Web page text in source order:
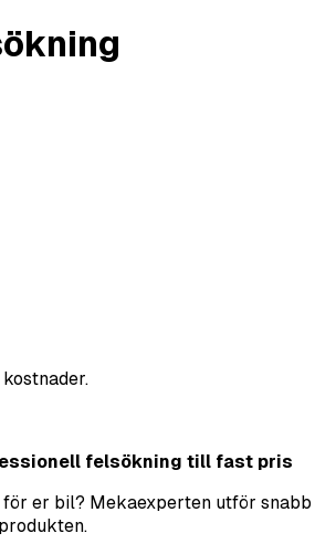
felsökning till fast pris
er bil? Mekaexperten utför